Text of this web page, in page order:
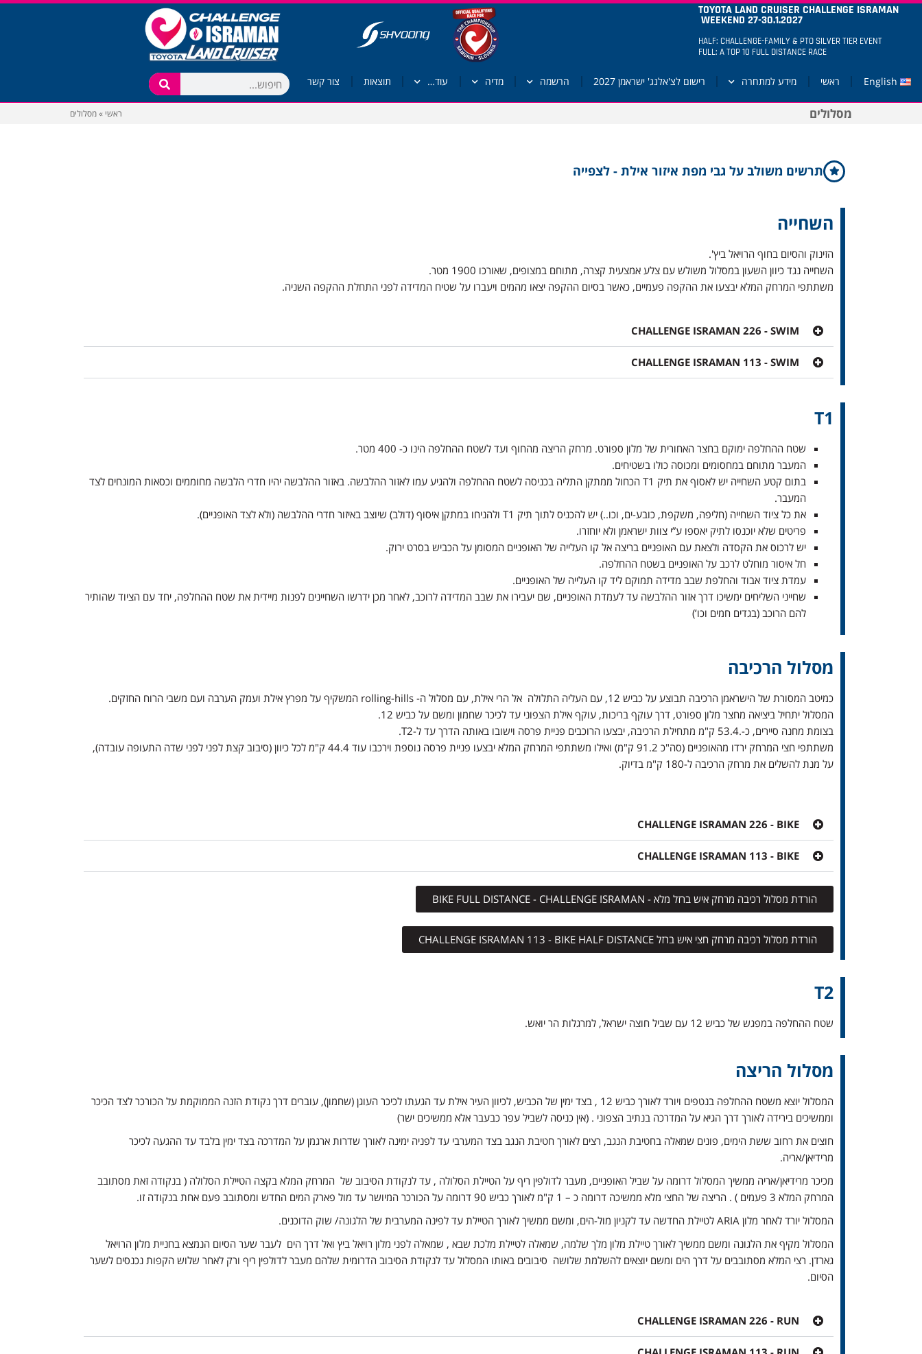
TOYOTA LAND CRUISER CHALLENGE ISRAMAN
WEEKEND 27-30.1.2027
HALF: CHALLENGE-FAMILY & PTO SILVER TIER EVENT
FULL: A TOP 10 FULL DISTANCE RACE
English ראשי מידע למתחרה רישום לצ'אלנג' ישראמן 2027 הרשמה מדיה עוד… תוצאות צור קשר
מסלולים ראשי »מסלולים
תרשים משולב על גבי מפת איזור אילת - לצפייה
השחייה
הזינוק והסיום בחוף הרויאל ביץ'.
השחייה נגד כיוון השעון במסלול משולש עם צלע אמצעית קצרה, מתוחם במצופים, שאורכו 1900 מטר.
משתתפי המרחק המלא יבצעו את ההקפה פעמיים, כאשר בסיום ההקפה יצאו מהמים ויעברו על שטיח המדידה לפני התחלת ההקפה השניה.
CHALLENGE ISRAMAN 226 - SWIM
CHALLENGE ISRAMAN 113 - SWIM
T1
שטח ההחלפה ימוקם בחצר האחורית של מלון ספורט. מרחק הריצה מהחוף ועד לשטח ההחלפה הינו כ- 400 מטר.
המעבר מתוחם במחסומים ומכוסה כולו בשטיחים.
בתום קטע השחייה יש לאסוף את תיק T1 הכחול ממתקן התליה בכניסה לשטח ההחלפה ולהגיע עמו לאזור ההלבשה. באזור ההלבשה יהיו חדרי הלבשה מחוממים וכסאות המונחים לצד
המעבר.
את כל ציוד השחייה (חליפה, משקפת, כובע-ים, וכו..) יש להכניס לתוך תיק T1 ולהניחו במתקן איסוף (דולב) שיוצב באיזור חדרי ההלבשה (ולא לצד האופניים).
פריטים שלא יוכנסו לתיק יאספו ע”י צוות ישראמן ולא יוחזרו.
יש לרכוס את הקסדה ולצאת עם האופניים בריצה אל קו העלייה של האופניים המסומן על הכביש בסרט ירוק.
חל איסור מוחלט לרכב על האופניים בשטח ההחלפה.
עמדת ציוד אבוד והחלפת שבב מדידה תמוקם ליד קו העלייה של האופניים.
שחייני השליחים ימשיכו דרך אזור ההלבשה עד לעמדת האופניים, שם יעבירו את שבב המדידה לרוכב, לאחר מכן ידרשו השחיינים לפנות מיידית את שטח ההחלפה, יחד עם הציוד שהותיר
להם הרוכב (בגדים חמים וכו’)
מסלול הרכיבה
כמיטב המסורת של הישראמן הרכיבה תבוצע על כביש 12, עם העליה התלולה אל הרי אילת, עם מסלול ה- rolling-hills המשקיף על מפרץ אילת ועמק הערבה ועם משבי הרוח החזקים.
המסלול יתחיל ביציאה מחצר מלון ספורט, דרך עוקף בריכות, עוקף אילת הצפוני עד לכיכר שחמון ומשם על כביש 12.
בצומת מחנה סיירים, כ-.53.4 ק"מ מתחילת הרכיבה, יבצעו הרוכבים פניית פרסה וישובו באותה הדרך עד ל-T2.
משתתפי חצי המרחק ירדו מהאופניים (סה"כ 91.2 ק"מ) ואילו משתתפי המרחק המלא יבצעו פניית פרסה נוספת וירכבו עוד 44.4 ק"מ לכל כיוון (סיבוב קצת לפני לפני שדה התעופה עובדה),
על מנת להשלים את מרחק הרכיבה ל-180 ק"מ בדיוק.
CHALLENGE ISRAMAN 226 - BIKE
CHALLENGE ISRAMAN 113 - BIKE
הורדת מסלול רכיבה מרחק איש ברזל מלא - BIKE FULL DISTANCE - CHALLENGE ISRAMAN
הורדת מסלול רכיבה מרחק חצי איש ברזל CHALLENGE ISRAMAN 113 - BIKE HALF DISTANCE
T2
שטח ההחלפה במפגש של כביש 12 עם שביל חוצה ישראל, למרגלות הר יואש.
מסלול הריצה
המסלול יוצא משטח ההחלפה בנטפים ויורד לאורך כביש 12 , בצד ימין של הכביש, לכיוון העיר אילת עד הגעתו לכיכר העוגן (שחמון), עוברים דרך נקודת הזנה הממוקמת על הכורכר לצד הכיכר
וממשיכים בירידה לאורך דרך הגיא על המדרכה בנתיב הצפוני . (אין כניסה לשביל עפר כבעבר אלא ממשיכים ישר)
חוצים את רחוב ששת הימים, פונים שמאלה בחטיבת הנגב, רצים לאורך חטיבת הנגב בצד המערבי עד לפניה ימינה לאורך שדרות ארגמן על המדרכה בצד ימין בלבד עד ההגעה לכיכר
מרידיאן/אריה.
מכיכר מרידיאן/אריה ממשיך המסלול דרומה על שביל האופניים, מעבר לדולפין ריף על הטיילת הסלולה , עד לנקודת הסיבוב של המרחק המלא בקצה הטיילת הסלולה ( בנקודה זאת מסתובב
המרחק המלא 3 פעמים ) . הריצה של החצי מלא ממשיכה דרומה כ – 1 ק"מ לאורך כביש 90 דרומה על הכורכר המיושר עד מול פארק המים החדש ומסתובב פעם אחת בנקודה זו.
המסלול יורד לאחר מלון ARIA לטיילת החדשה עד לקניון מול-הים, ומשם ממשיך לאורך הטיילת עד לפינה המערבית של הלגונה/ שוק הדוכנים.
המסלול מקיף את הלגונה ומשם ממשיך לאורך טיילת מלון מלך שלמה, שמאלה לטיילת מלכת שבא , שמאלה לפני מלון רויאל ביץ ואל דרך הים לעבר שער הסיום הנמצא בחניית מלון הרויאל
גארדן. רצי המלא מסתובבים על דרך הים ומשם יוצאים להשלמת שלושה סיבובים באותו המסלול עד לנקודת הסיבוב הדרומית שלהם מעבר לדולפין ריף ורק לאחר שלוש הקפות נכנסים לשער
הסיום.
CHALLENGE ISRAMAN 226 - RUN